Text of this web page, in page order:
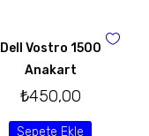
Dell Vostro 1500
Anakart
₺450,00
Sepete Ekle